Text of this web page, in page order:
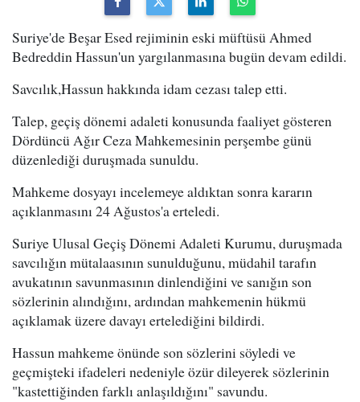
Suriye'de Beşar Esed rejiminin eski müftüsü Ahmed
Bedreddin Hassun'un yargılanmasına bugün devam edildi.
Savcılık,Hassun hakkında idam cezası talep etti.
Talep, geçiş dönemi adaleti konusunda faaliyet gösteren
Dördüncü Ağır Ceza Mahkemesinin perşembe günü
düzenlediği duruşmada sunuldu.
Mahkeme dosyayı incelemeye aldıktan sonra kararın
açıklanmasını 24 Ağustos'a erteledi.
Suriye Ulusal Geçiş Dönemi Adaleti Kurumu, duruşmada
savcılığın mütalaasının sunulduğunu, müdahil tarafın
avukatının savunmasının dinlendiğini ve sanığın son
sözlerinin alındığını, ardından mahkemenin hükmü
açıklamak üzere davayı ertelediğini bildirdi.
Hassun mahkeme önünde son sözlerini söyledi ve
geçmişteki ifadeleri nedeniyle özür dileyerek sözlerinin
"kastettiğinden farklı anlaşıldığını" savundu.